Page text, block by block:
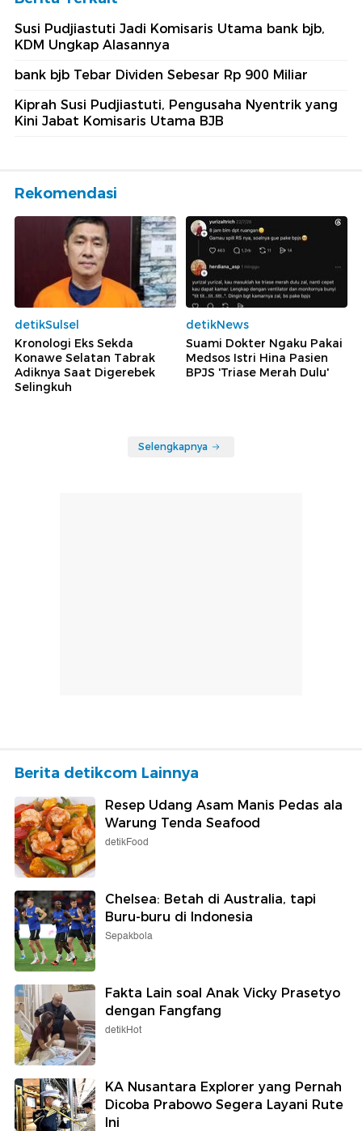
Susi Pudjiastuti Jadi Komisaris Utama bank bjb,
KDM Ungkap Alasannya
bank bjb Tebar Dividen Sebesar Rp 900 Miliar
Kiprah Susi Pudjiastuti, Pengusaha Nyentrik yang
Kini Jabat Komisaris Utama BJB
Rekomendasi
detikSulsel
Kronologi Eks Sekda
Konawe Selatan Tabrak
Adiknya Saat Digerebek
Selingkuh
detikNews
Suami Dokter Ngaku Pakai
Medsos Istri Hina Pasien
BPJS 'Triase Merah Dulu'
Selengkapnya
Berita detikcom Lainnya
Resep Udang Asam Manis Pedas ala
Warung Tenda Seafood
detikFood
Chelsea: Betah di Australia, tapi
Buru-buru di Indonesia
Sepakbola
Fakta Lain soal Anak Vicky Prasetyo
dengan Fangfang
detikHot
KA Nusantara Explorer yang Pernah
Dicoba Prabowo Segera Layani Rute
Ini